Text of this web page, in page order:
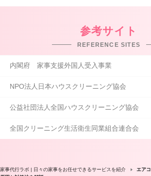
参考サイト
REFERENCE SITES
内閣府 家事支援外国人受入事業
NPO法人日本ハウスクリーニング協会
公益社団法人全国ハウスクリーニング協会
全国クリーニング生活衛生同業組合連合会
家事代行ラボ | 日々の家事をお任せできるサービスを紹介
エア